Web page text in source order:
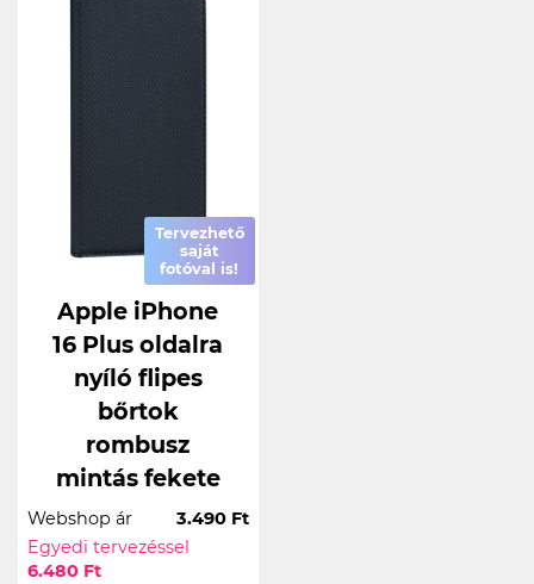
Tervezhető
saját
fotóval is!
Apple iPhone
16 Plus oldalra
nyíló flipes
bőrtok
rombusz
mintás fekete
Webshop ár
3.490 Ft
Egyedi tervezéssel
6.480 Ft